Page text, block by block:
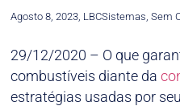
Agosto 8, 2023, LBCSistemas, Sem
29/12/2020 – O que
combustíveis diante da
estratégias usadas por